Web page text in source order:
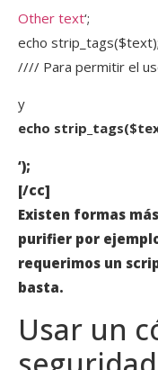
Other text‘;
echo strip_tags($text);
//// Para permitir el
y
echo
‘);
[/cc]
Existen formas
purifier por
requerimos un
basta.
Usar un